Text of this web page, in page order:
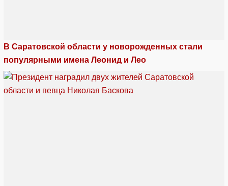
В Саратовской области у новорожденных стали
популярными имена Леонид и Лео